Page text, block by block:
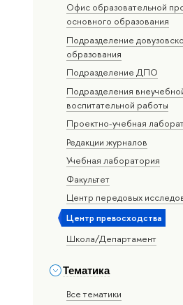
Офис образовательной
основного образования
Подразделение
образования
Подразделение ДПО
Подразделения
воспитательной работы
Проектно-учебная
Редакции журналов
Учебная лаборатория
Факультет
Центр передовых
Центр превосходства
Школа/Департамент
Тематика
Все тематики